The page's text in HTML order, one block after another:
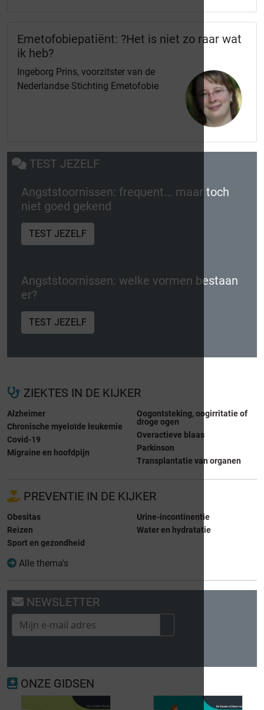
Emetofobiepatiënt: ?Het is niet zo raar wat
ik heb?
Ingeborg Prins, voorzitster van de
Nederlandse Stichting Emetofobie
TEST JEZELF
Angststoornissen: frequent... maar toch
niet goed gekend
TEST JEZELF
Angststoornissen: welke vormen bestaan
er?
TEST JEZELF
ZIEKTES IN DE KIJKER
Alzheimer
Chronische myeloïde leukemie
Covid-19
Migraine en hoofdpijn
Oogontsteking, oogirritatie of
droge ogen
Overactieve blaas
Parkinson
Transplantatie van organen
PREVENTIE IN DE KIJKER
Obesitas
Reizen
Sport en gezondheid
Urine-incontinentie
Water en hydratatie
Alle thema's
NEWSLETTER
ONZE GIDSEN